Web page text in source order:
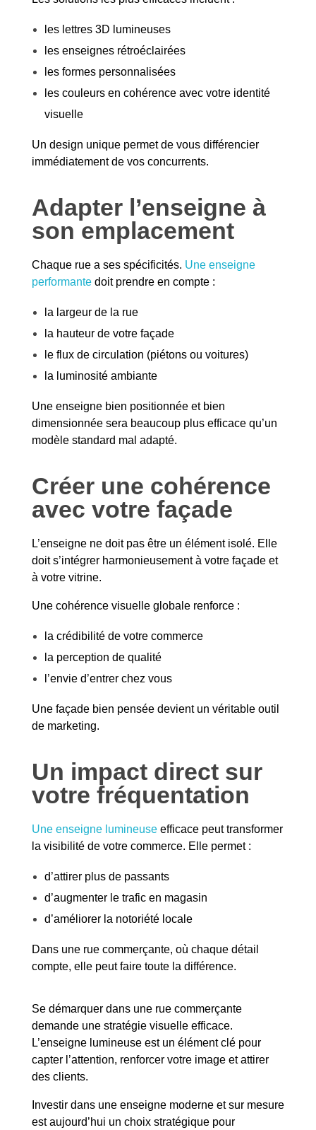
les lettres 3D lumineuses
les enseignes rétroéclairées
les formes personnalisées
les couleurs en cohérence avec votre identité
visuelle
Un design unique permet de vous différencier
immédiatement de vos concurrents.
Adapter l’enseigne à
son emplacement
Chaque rue a ses spécificités. Une enseigne
performante doit prendre en compte :
la largeur de la rue
la hauteur de votre façade
le flux de circulation (piétons ou voitures)
la luminosité ambiante
Une enseigne bien positionnée et bien
dimensionnée sera beaucoup plus efficace qu’un
modèle standard mal adapté.
Créer une cohérence
avec votre façade
L’enseigne ne doit pas être un élément isolé. Elle
doit s’intégrer harmonieusement à votre façade et
à votre vitrine.
Une cohérence visuelle globale renforce :
la crédibilité de votre commerce
la perception de qualité
l’envie d’entrer chez vous
Une façade bien pensée devient un véritable outil
de marketing.
Un impact direct sur
votre fréquentation
Une enseigne lumineuse efficace peut transformer
la visibilité de votre commerce. Elle permet :
d’attirer plus de passants
d’augmenter le trafic en magasin
d’améliorer la notoriété locale
Dans une rue commerçante, où chaque détail
compte, elle peut faire toute la différence.
Se démarquer dans une rue commerçante
demande une stratégie visuelle efficace.
L’enseigne lumineuse est un élément clé pour
capter l’attention, renforcer votre image et attirer
des clients.
Investir dans une enseigne moderne et sur mesure
est aujourd’hui un choix stratégique pour